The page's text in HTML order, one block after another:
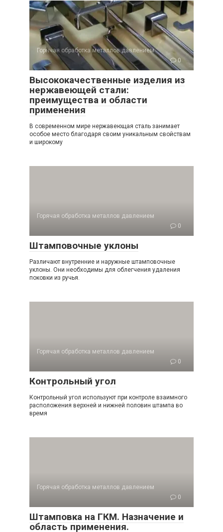
Горячая обработка металлов давлением
0
Высококачественные изделия из
нержавеющей стали:
преимущества и области
применения
В современном мире нержавеющая сталь занимает
особое место благодаря своим уникальным свойствам
и широкому
Горячая обработка металлов давлением
0
Штамповочные уклоны
Различают внутренние и наружные штамповочные
уклоны. Они необходимы для облегчения удаления
поковки из ручья.
Горячая обработка металлов давлением
0
Контрольный угол
Контрольный угол используют при контроле взаимного
расположения верхней и нижней половин штампа во
время
Горячая обработка металлов давлением
0
Штамповка на ГКМ. Назначение и
область применения.